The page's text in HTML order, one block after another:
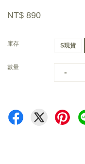
NT$ 890
庫存 S現貨
數量
-